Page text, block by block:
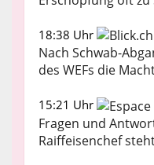
18:38 Uhr
Nach Schwab-
des WEFs die
15:21 Uhr
Fragen und
Raiffeisenchef